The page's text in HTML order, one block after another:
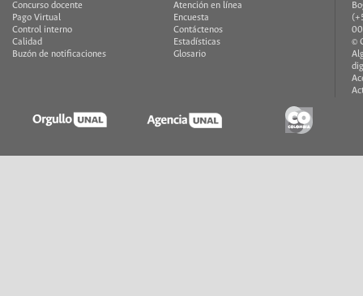
Concurso docente
Pago Virtual
Control interno
Calidad
Buzón de notificaciones
Atención en línea
Encuesta
Contáctenos
Estadísticas
Glosario
©